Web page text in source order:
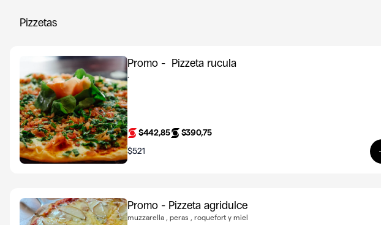
Pizzetas
Promo - Pizzeta rucula
.
$442,85 $390,75
$521
Promo - Pizzeta agridulce
muzzarella , peras , roquefort y miel